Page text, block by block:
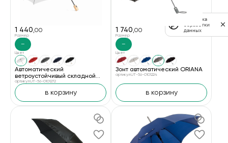
1 440,00
Размер
—
Цвет
Автоматический
ветроустойчивый складной
зонт CALYPSO
артикул UT-56-0101272
в корзину
1 740,00
Размер
—
Цвет
Зонт автоматический ORIANA
артикул UT-56-0101224
в корзину
Политика
обработки
данных